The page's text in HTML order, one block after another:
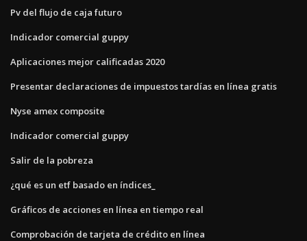
Pv del flujo de caja futuro
Indicador comercial guppy
Aplicaciones mejor calificadas 2020
Presentar declaraciones de impuestos tardías en línea gratis
Nyse amex composite
Indicador comercial guppy
Salir de la pobreza
¿qué es un etf basado en índices_
Gráficos de acciones en línea en tiempo real
Comprobación de tarjeta de crédito en línea